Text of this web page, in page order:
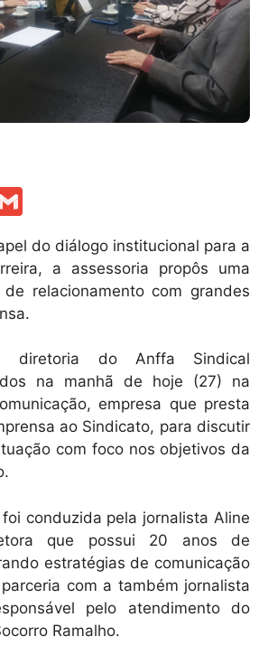
m
ai
l
do diálogo institucional para a
a assessoria propôs uma
relacionamento com grandes
diretoria do Anffa Sindical
na manhã de hoje (27) na
empresa que presta
ao Sindicato, para discutir
com foco nos objetivos da
conduzida pela jornalista Aline
que possui 20 anos de
estratégias de comunicação
com a também jornalista
pelo atendimento do
Ramalho.